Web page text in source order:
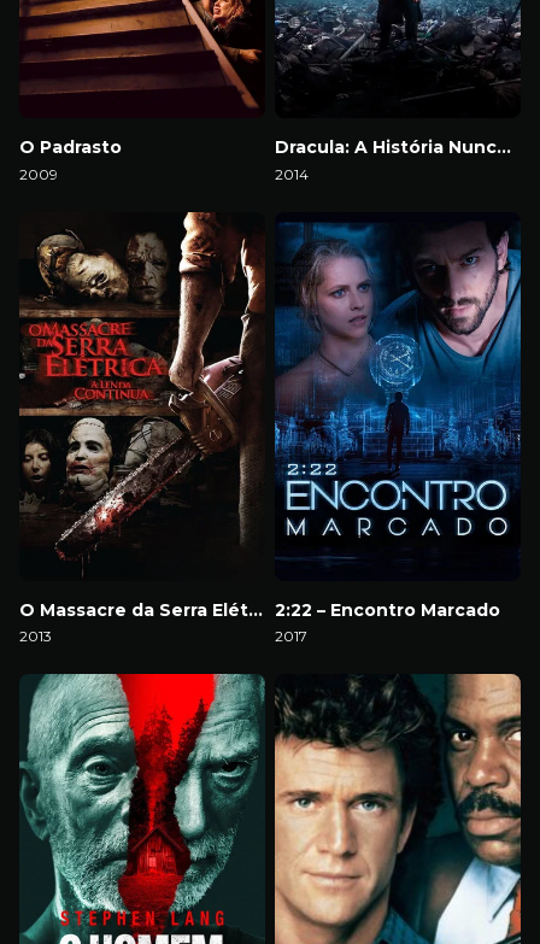
O Padrasto
2009
Dracula: A História Nunca Contada
2014
O Massacre da Serra Elétrica: A Lenda Continua
2013
2:22 – Encontro Marcado
2017